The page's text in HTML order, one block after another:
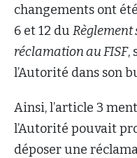
changements ont
6 et 12 du Règlement
réclamation au FISF,
l’Autorité dans son
Ainsi, l’article 3
l’Autorité pouvait
déposer une